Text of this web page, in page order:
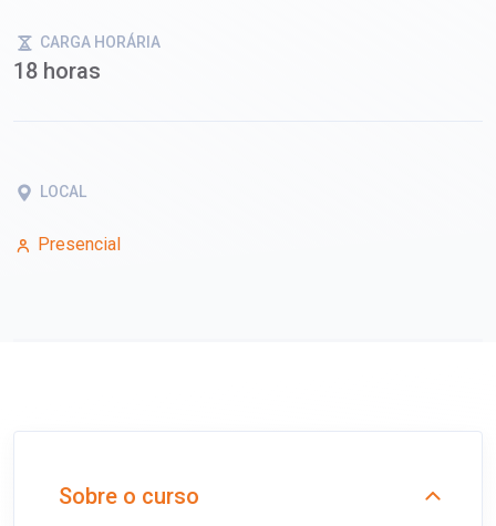
CARGA HORÁRIA
18 horas
LOCAL
Presencial
Sobre o curso